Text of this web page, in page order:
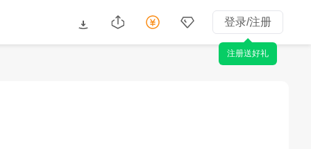
登录/注册
注册送好礼